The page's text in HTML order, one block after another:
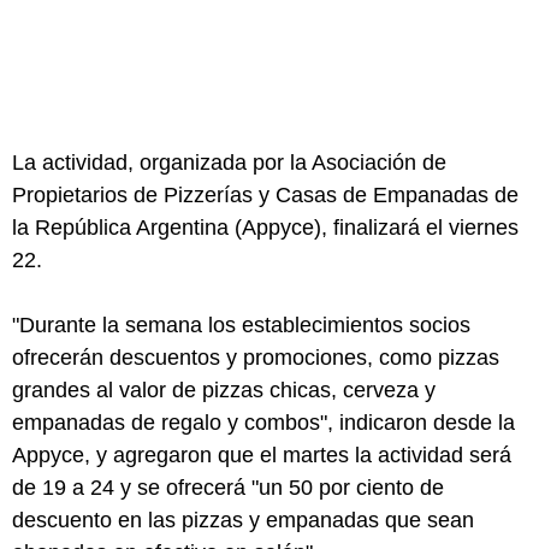
La actividad, organizada por la Asociación de
Propietarios de Pizzerías y Casas de Empanadas de
la República Argentina (Appyce), finalizará el viernes
22.
"Durante la semana los establecimientos socios
ofrecerán descuentos y promociones, como pizzas
grandes al valor de pizzas chicas, cerveza y
empanadas de regalo y combos", indicaron desde la
Appyce, y agregaron que el martes la actividad será
de 19 a 24 y se ofrecerá "un 50 por ciento de
descuento en las pizzas y empanadas que sean